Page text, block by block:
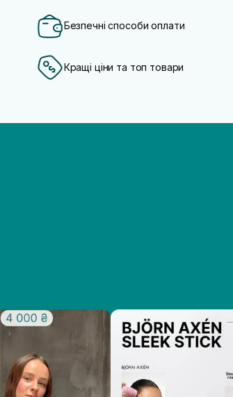
Безпечні способи оплати
Кращі ціни та топ товари